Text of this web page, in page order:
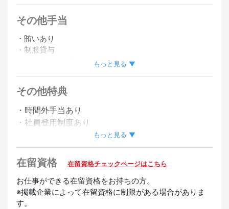
その他手当
・賄いあり
・制服貸与
・各種社会保険制度あり
正社員登用あり
もっと見る ▼
その他特典
・時間外手当あり
・社員登用制度あり
・深夜手当あり
・友達紹介手当あり
歓迎
未経験OK
もっと見る ▼
在留資格 在留資格チェックページはこちら
お仕事ができる在留資格をお持ちの方。
※掲載企業によって在留資格に制限がある場合がありま
す。